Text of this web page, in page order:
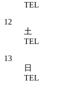
TEL
12
土
TEL
13
日
TEL